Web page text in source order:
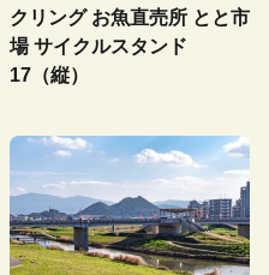
クリング お魚直売所 とと市
場 サイクルスタンド
17（縦）